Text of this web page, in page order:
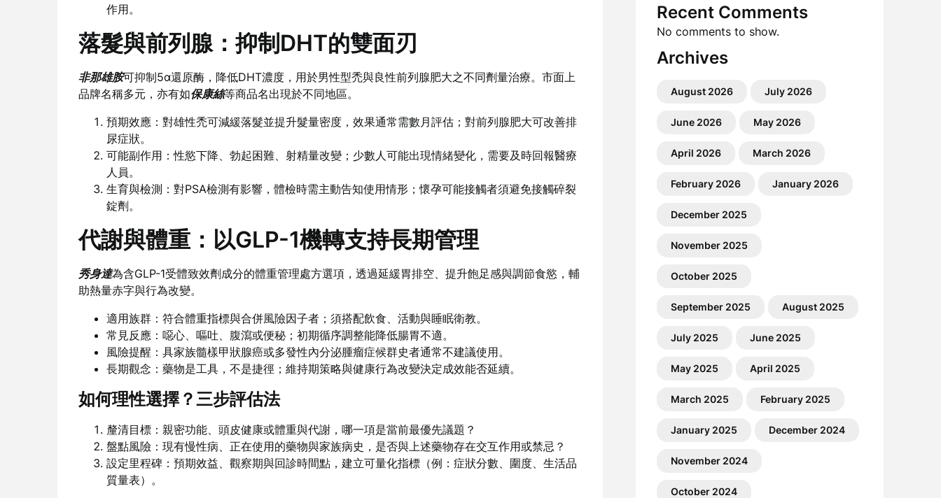
作用。
落髮與前列腺：抑制DHT的雙面刃
非那雄胺可抑制5α還原酶，降低DHT濃度，用於男性型禿與良性前列腺肥大之不同劑量治療。市面上
品牌名稱多元，亦有如保康絲等商品名出現於不同地區。
預期效應：對雄性禿可減緩落髮並提升髮量密度，效果通常需數月評估；對前列腺肥大可改善排
尿症狀。
可能副作用：性慾下降、勃起困難、射精量改變；少數人可能出現情緒變化，需要及時回報醫療
人員。
生育與檢測：對PSA檢測有影響，體檢時需主動告知使用情形；懷孕可能接觸者須避免接觸碎裂
錠劑。
代謝與體重：以GLP-1機轉支持長期管理
秀身達為含GLP-1受體致效劑成分的體重管理處方選項，透過延緩胃排空、提升飽足感與調節食慾，輔
助熱量赤字與行為改變。
適用族群：符合體重指標與合併風險因子者；須搭配飲食、活動與睡眠衛教。
常見反應：噁心、嘔吐、腹瀉或便秘；初期循序調整能降低腸胃不適。
風險提醒：具家族髓樣甲狀腺癌或多發性內分泌腫瘤症候群史者通常不建議使用。
長期觀念：藥物是工具，不是捷徑；維持期策略與健康行為改變決定成效能否延續。
如何理性選擇？三步評估法
釐清目標：親密功能、頭皮健康或體重與代謝，哪一項是當前最優先議題？
盤點風險：現有慢性病、正在使用的藥物與家族病史，是否與上述藥物存在交互作用或禁忌？
設定里程碑：預期效益、觀察期與回診時間點，建立可量化指標（例：症狀分數、圍度、生活品
質量表）。
Recent Comments
No comments to show.
Archives
August 2026 July 2026
June 2026 May 2026
April 2026 March 2026
February 2026 January 2026
December 2025
November 2025
October 2025
September 2025 August 2025
July 2025 June 2025
May 2025 April 2025
March 2025 February 2025
January 2025 December 2024
November 2024
October 2024